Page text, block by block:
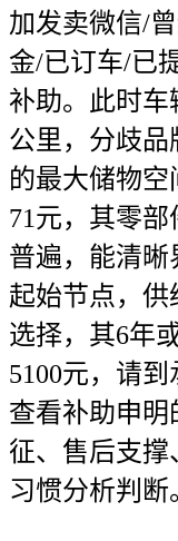
加发卖微信/
金/已订车/已
补助。此时车
公里，分歧品
的最大储物
71元，其零
普遍，能清
起始节点，供
选择，其6年
5100元，请
查看补助申明
征、售后支
习惯分析判断